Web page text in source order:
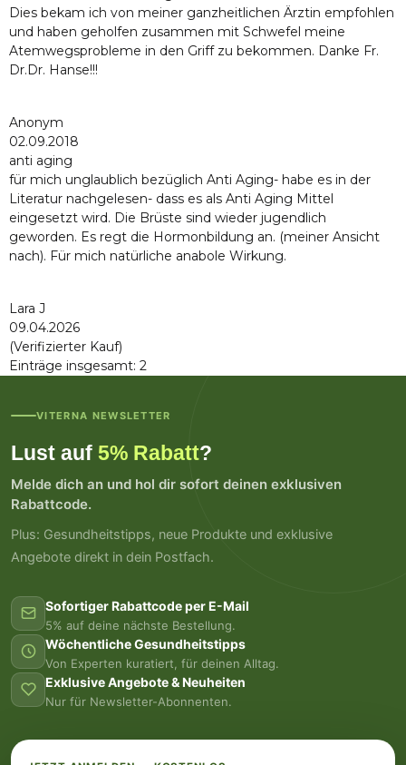
Dies bekam ich von meiner ganzheitlichen Ärztin empfohlen
und haben geholfen zusammen mit Schwefel meine
Atemwegsprobleme in den Griff zu bekommen. Danke Fr.
Dr.Dr. Hanse!!!
Anonym
02.09.2018
anti aging
für mich unglaublich bezüglich Anti Aging- habe es in der
Literatur nachgelesen- dass es als Anti Aging Mittel
eingesetzt wird. Die Brüste sind wieder jugendlich
geworden. Es regt die Hormonbildung an. (meiner Ansicht
nach). Für mich natürliche anabole Wirkung.
Lara J
09.04.2026
(Verifizierter Kauf)
Einträge insgesamt: 2
VITERNA NEWSLETTER
Lust auf 5% Rabatt?
Melde dich an und hol dir sofort deinen exklusiven
Rabattcode.
Plus: Gesundheitstipps, neue Produkte und exklusive
Angebote direkt in dein Postfach.
Sofortiger Rabattcode per E-Mail
5% auf deine nächste Bestellung.
Wöchentliche Gesundheitstipps
Von Experten kuratiert, für deinen Alltag.
Exklusive Angebote & Neuheiten
Nur für Newsletter-Abonnenten.